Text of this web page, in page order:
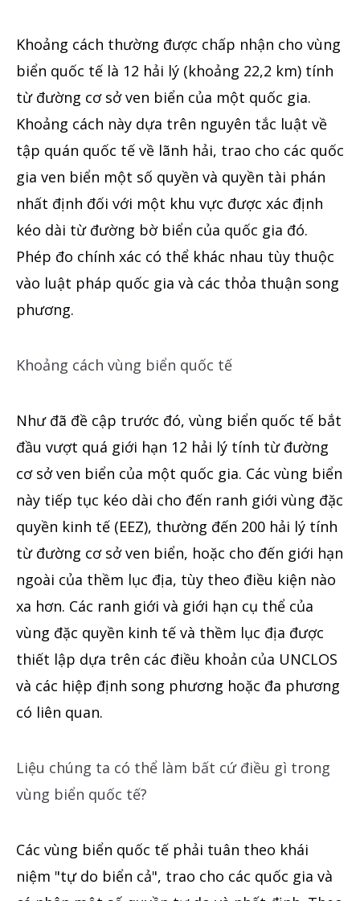
Khoảng cách thường được chấp nhận cho vùng
biển quốc tế là 12 hải lý (khoảng 22,2 km) tính
từ đường cơ sở ven biển của một quốc gia.
Khoảng cách này dựa trên nguyên tắc luật về
tập quán quốc tế về lãnh hải, trao cho các quốc
gia ven biển một số quyền và quyền tài phán
nhất định đối với một khu vực được xác định
kéo dài từ đường bờ biển của quốc gia đó.
Phép đo chính xác có thể khác nhau tùy thuộc
vào luật pháp quốc gia và các thỏa thuận song
phương.
Khoảng cách vùng biển quốc tế
Như đã đề cập trước đó, vùng biển quốc tế bắt
đầu vượt quá giới hạn 12 hải lý tính từ đường
cơ sở ven biển của một quốc gia. Các vùng biển
này tiếp tục kéo dài cho đến ranh giới vùng đặc
quyền kinh tế (EEZ), thường đến 200 hải lý tính
từ đường cơ sở ven biển, hoặc cho đến giới hạn
ngoài của thềm lục địa, tùy theo điều kiện nào
xa hơn. Các ranh giới và giới hạn cụ thể của
vùng đặc quyền kinh tế và thềm lục địa được
thiết lập dựa trên các điều khoản của UNCLOS
và các hiệp định song phương hoặc đa phương
có liên quan.
Liệu chúng ta có thể làm bất cứ điều gì trong
vùng biển quốc tế?
Các vùng biển quốc tế phải tuân theo khái
niệm "tự do biển cả", trao cho các quốc gia và